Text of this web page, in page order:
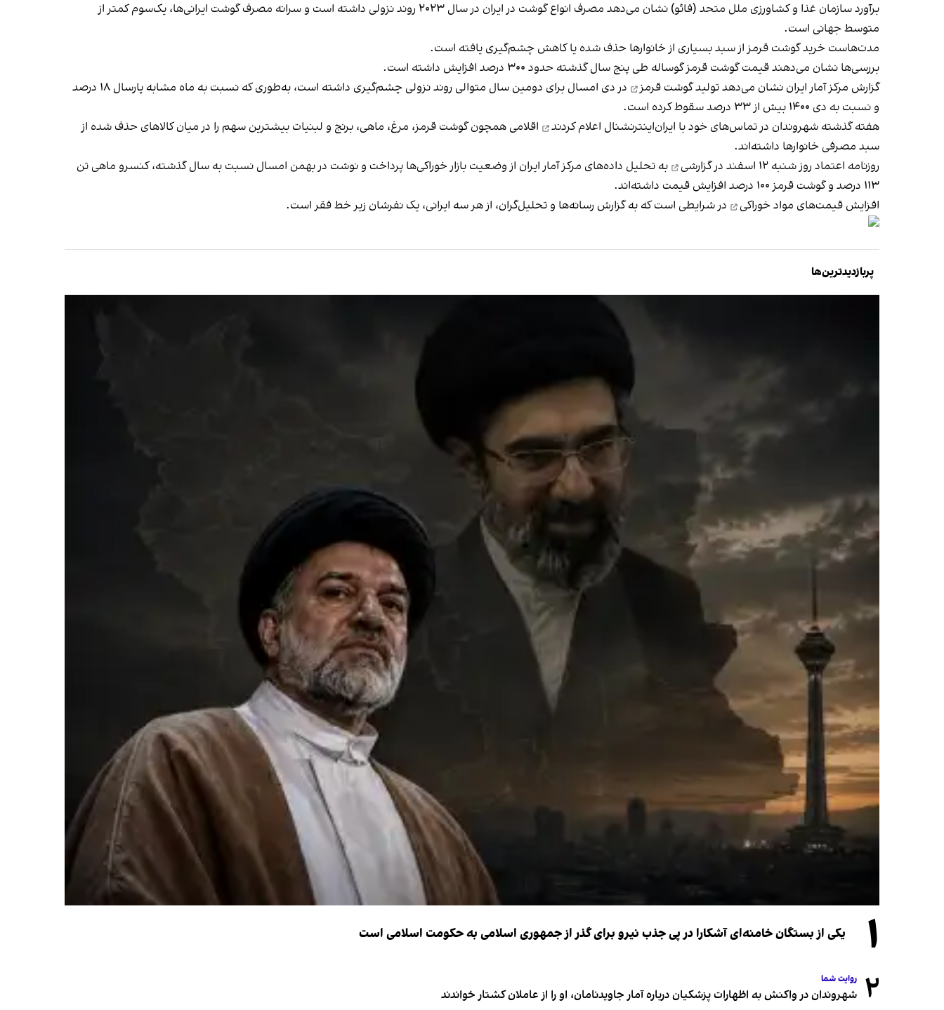
برآورد سازمان غذا و کشاورزی ملل متحد (فائو) نشان می‌دهد مصرف انواع گوشت در ایران در سال ۲۰۲۳ روند نزولی داشته است و سرانه مصرف گوشت ایرانی‌ها، یک‌سوم کمتر از
متوسط جهانی است.
مدت‌هاست خرید گوشت قرمز از سبد بسیاری از خانوارها حذف شده یا کاهش چشم‌گیری یافته است.
بررسی‌ها نشان می‌دهند قیمت گوشت قرمز گوساله طی پنج سال گذشته حدود ۳۰۰ درصد افزایش داشته است.
گزارش مرکز آمار ایران نشان می‌دهد تولیدگوشت قرمز
در دی‌ امسال برای دومین سال متوالی روند نزولی چشم‌گیری داشته است، به‌طوری‌ که نسبت به ماه مشابه پارسال ۱۸ درصد
و نسبت به دی‌ ۱۴۰۰ بیش از ۳۳ درصد سقوط کرده است.
هفته گذشته شهروندان در تماس‌های خود با ایران‌اینترنشنال اعلام کردند
اقلامی همچون گوشت قرمز، مرغ، ماهی، برنج و لبنیات بیشترین سهم را در میان کالاهای حذف شده از
سبد مصرفی خانوارها داشته‌اند.
روزنامه اعتماد روز شنبه ۱۲ اسفند در
گزارشی
به تحلیل داده‌های مرکز آمار ایران از وضعیت بازار خوراکی‌ها پرداخت و نوشت در بهمن امسال نسبت به سال گذشته، کنسرو ماهی تن
۱۱۳ درصد و گوشت قرمز ۱۰۰ درصد افزایش قیمت داشته‌اند.
افزایش قیمت‌های مواد خوراکی
در شرایطی است که به گزارش رسانه‌ها و تحلیل‌گران، از هر سه ایرانی، یک نفرشان زیر خط فقر است.
پربازدیدترین‌ها
۱ یکی از بستگان خامنه‌ای آشکارا در پی جذب نیرو برای گذر از جمهوری اسلامی به حکومت اسلامی است
۲ روایت شما
شهروندان در واکنش به اظهارات پزشکیان درباره آمار جاویدنامان، او را از عاملان کشتار خواندند